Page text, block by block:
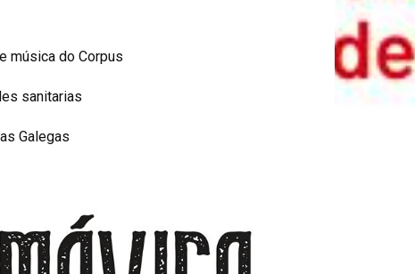
música do Corpus
sanitarias
Galegas